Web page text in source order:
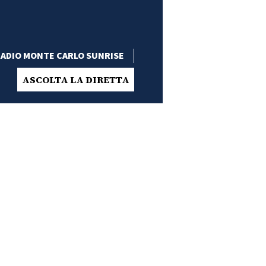
MONTE CARLO SUNRISE
ASCOLTA LA DIRETTA